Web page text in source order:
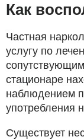
Как
Частная
услугу по
стационаре
наблюдением
употребления
Существует